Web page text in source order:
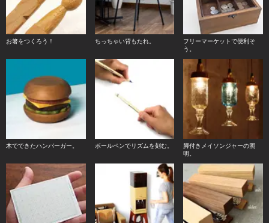
お箸をつくろう！ ちっちゃい背もたれ。
フリーマーケットで便利そ
う。
木でできたハンバーガー。 ボールペンでリズムを刻む。
脚付きメイソンジャーの照
明。